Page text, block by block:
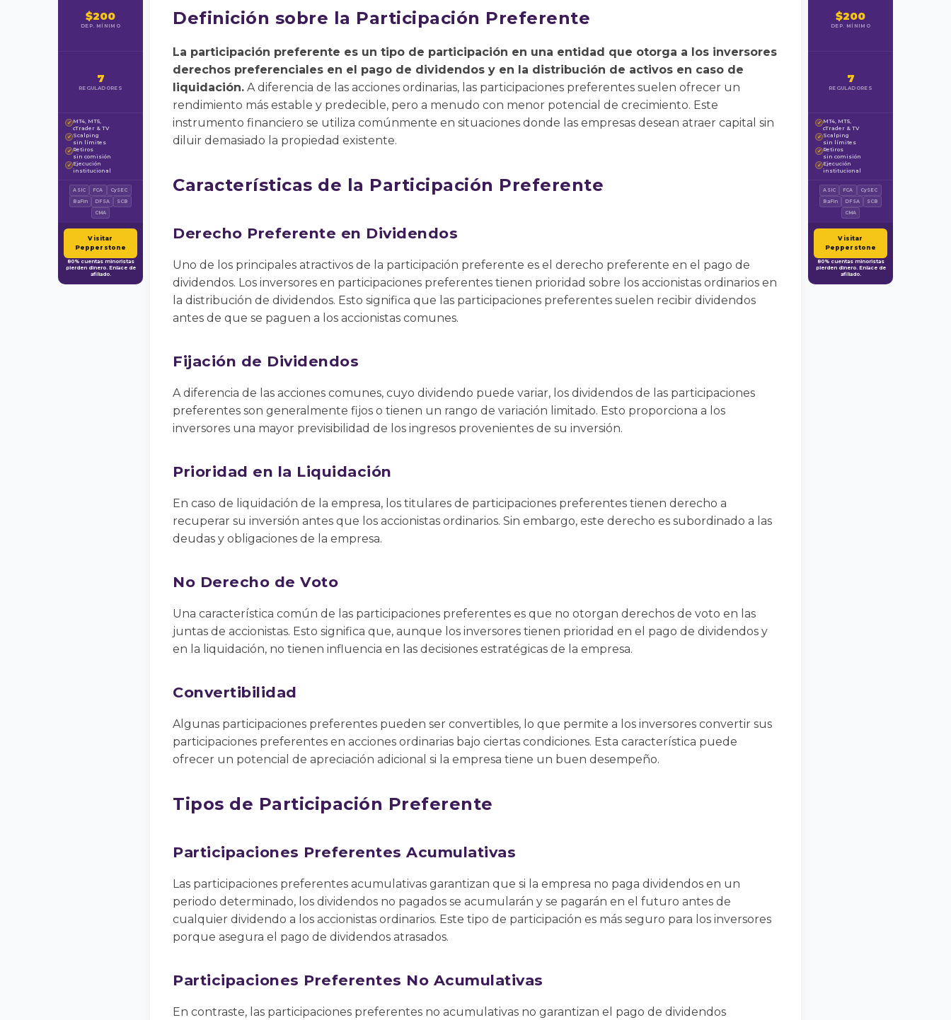
$200
DEP. MÍNIMO
7
REGULADORES
✓ MT4, MT5,
cTrader & TV
✓ Scalping
sin límites
✓ Retiros
sin comisión
✓ Ejecución
institucional
ASIC FCA
CySEC
BaFin
DFSA
SCB
CMA
Visitar
Pepperstone
80% cuentas minoristas
pierden dinero. Enlace de
afiliado.
Definición sobre la Participación Preferente
La participación preferente es un tipo de participación en una entidad que otorga a los inversores
derechos preferenciales en el pago de dividendos y en la distribución de activos en caso de
liquidación. A diferencia de las acciones ordinarias, las participaciones preferentes suelen ofrecer un
rendimiento más estable y predecible, pero a menudo con menor potencial de crecimiento. Este
instrumento financiero se utiliza comúnmente en situaciones donde las empresas desean atraer capital sin
diluir demasiado la propiedad existente.
Características de la Participación Preferente
Derecho Preferente en Dividendos
Uno de los principales atractivos de la participación preferente es el derecho preferente en el pago de
dividendos. Los inversores en participaciones preferentes tienen prioridad sobre los accionistas ordinarios en
la distribución de dividendos. Esto significa que las participaciones preferentes suelen recibir dividendos
antes de que se paguen a los accionistas comunes.
Fijación de Dividendos
A diferencia de las acciones comunes, cuyo dividendo puede variar, los dividendos de las participaciones
preferentes son generalmente fijos o tienen un rango de variación limitado. Esto proporciona a los
inversores una mayor previsibilidad de los ingresos provenientes de su inversión.
Prioridad en la Liquidación
En caso de liquidación de la empresa, los titulares de participaciones preferentes tienen derecho a
recuperar su inversión antes que los accionistas ordinarios. Sin embargo, este derecho es subordinado a las
deudas y obligaciones de la empresa.
No Derecho de Voto
Una característica común de las participaciones preferentes es que no otorgan derechos de voto en las
juntas de accionistas. Esto significa que, aunque los inversores tienen prioridad en el pago de dividendos y
en la liquidación, no tienen influencia en las decisiones estratégicas de la empresa.
Convertibilidad
Algunas participaciones preferentes pueden ser convertibles, lo que permite a los inversores convertir sus
participaciones preferentes en acciones ordinarias bajo ciertas condiciones. Esta característica puede
ofrecer un potencial de apreciación adicional si la empresa tiene un buen desempeño.
Tipos de Participación Preferente
Participaciones Preferentes Acumulativas
Las participaciones preferentes acumulativas garantizan que si la empresa no paga dividendos en un
periodo determinado, los dividendos no pagados se acumularán y se pagarán en el futuro antes de
cualquier dividendo a los accionistas ordinarios. Este tipo de participación es más seguro para los inversores
porque asegura el pago de dividendos atrasados.
Participaciones Preferentes No Acumulativas
En contraste, las participaciones preferentes no acumulativas no garantizan el pago de dividendos
$200
DEP. MÍNIMO
7
REGULADORES
✓ MT4, MT5,
cTrader & TV
✓ Scalping
sin límites
✓ Retiros
sin comisión
✓ Ejecución
institucional
ASIC FCA
CySEC
BaFin
DFSA
SCB
CMA
Visitar
Pepperstone
80% cuentas minoristas
pierden dinero. Enlace de
afiliado.